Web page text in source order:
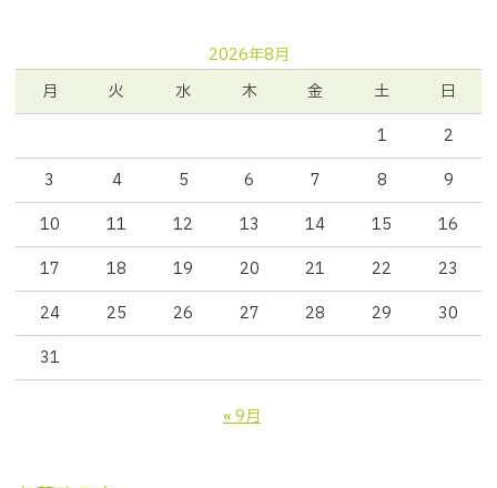
2026年8月
月
火 水 木 金 土
日
1
2
3
4 5 6 7 8
9
10
11 12 13 14 15
16
17
18 19 20 21 22
23
24
25 26 27 28 29
30
31
« 9月